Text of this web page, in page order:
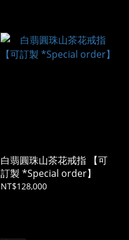
白翡圓珠山茶花戒指 【可
訂製 *Special order】
NT$128,000